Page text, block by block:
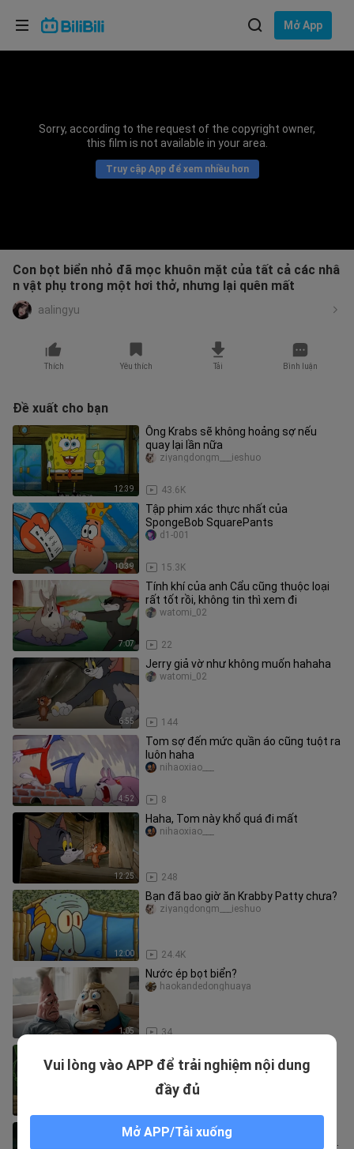
Mở App
Sorry, according to the request of the copyright owner,
this film is not available in your area.
Truy cập App để xem nhiều hơn
Con bọt biển nhỏ đã mọc khuôn mặt của tất cả các nhâ
n vật phụ trong một hơi thở, nhưng lại quên mất
aalingyu
Thích Yêu thích Tải Bình luận
Đề xuất cho bạn
12:39
Ông Krabs sẽ không hoảng sợ nếu
quay lại lần nữa
43.6K
ziyangdongm___ieshuo
10:39
Tập phim xác thực nhất của
SpongeBob SquarePants
15.3K
d1-001
7:07
Tính khí của anh Cẩu cũng thuộc loại
rất tốt rồi, không tin thì xem đi
22
watomi_02
6:55
Jerry giả vờ như không muốn hahaha
144
watomi_02
4:52
Tom sợ đến mức quần áo cũng tuột ra
luôn haha
8
nihaoxiao___
12:25
Haha, Tom này khổ quá đi mất
248
nihaoxiao___
12:00
Bạn đã bao giờ ăn Krabby Patty chưa?
24.4K
ziyangdongm___ieshuo
1:05
Nước ép bọt biển?
34
haokandedonghuaya
SquarePants 3
Đại tiệc khoảnh khắc nhóm nhân vật
“Bên ngoài học đường”: Dean “vua đào
Vui lòng vào APP để trải nghiệm nội dung
đầy đủ
Mở APP/Tải xuống
Lựa chọn ngôn ngữ
Bahasa Indonesia